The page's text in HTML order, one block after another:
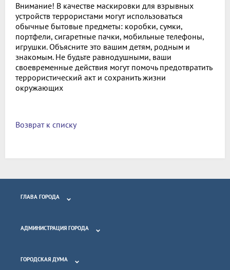
Внимание! В качестве маскировки для взрывных
устройств террористами могут использоваться
обычные бытовые предметы: коробки, сумки,
портфели, сигаретные пачки, мобильные телефоны,
игрушки. Объясните это вашим детям, родным и
знакомым. Не будьте равнодушными, ваши
своевременные действия могут помочь предотвратить
террористический акт и сохранить жизни
окружающих
Возврат к списку
ГЛАВА ГОРОДА
АДМИНИСТРАЦИЯ ГОРОДА
ГОРОДСКАЯ ДУМА